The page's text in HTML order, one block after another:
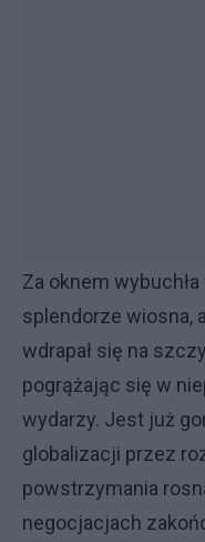
Za oknem
splendorze wiosna,
wdrapał się na
pogrążając się w
wydarzy. Jest już
globalizacji przez
powstrzymania
negocjacjach